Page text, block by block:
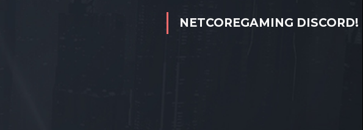
NETCOREGAMING DISCORD!